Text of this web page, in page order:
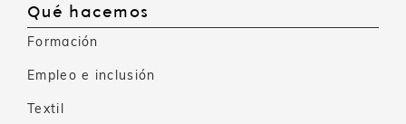
Qué hacemos
Formación
Empleo e inclusión
Textil